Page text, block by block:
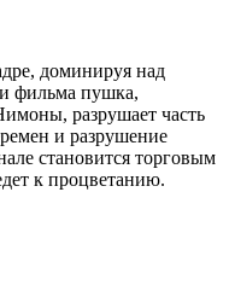
доминируя над
фильма пушка,
разрушает часть
и разрушение
становится торговым
к процветанию.